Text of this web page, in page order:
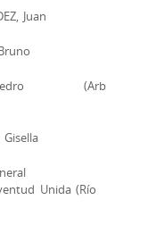
Juan
Pedro (Arb
Gisella
Unida (Río